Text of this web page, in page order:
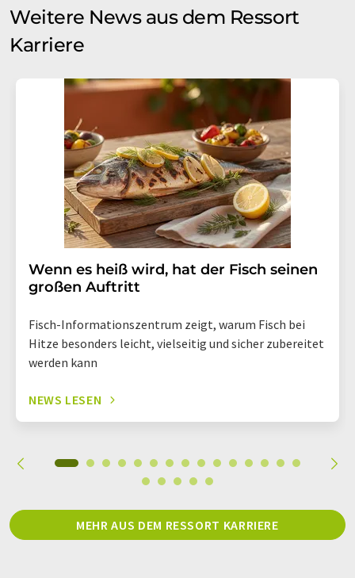
Weitere News aus dem Ressort
Karriere
Wenn es heiß wird, hat der Fisch seinen
großen Auftritt
Fisch-Informationszentrum zeigt, warum Fisch bei
Hitze besonders leicht, vielseitig und sicher zubereitet
werden kann
NEWS LESEN
MEHR AUS DEM RESSORT KARRIERE